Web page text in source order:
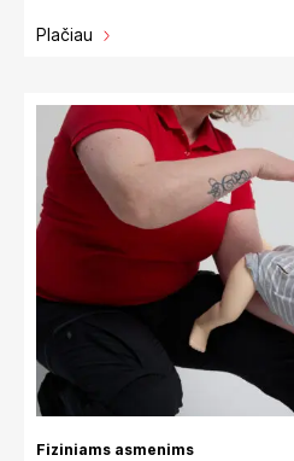
Plačiau
Fiziniams asmenims